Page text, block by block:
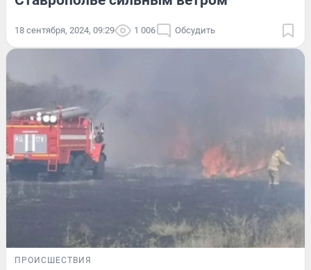
18 сентября, 2024, 09:29 1 006 Обсудить
ПРОИСШЕСТВИЯ